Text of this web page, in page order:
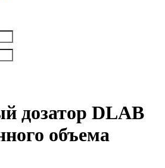
дозатор DLAB
объема